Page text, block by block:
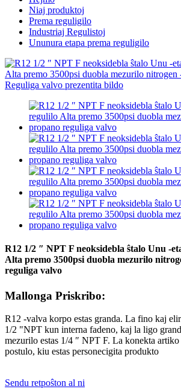
Niaj produktoj
Prema reguligilo
Industriaj Regulistoj
Ununura etapa prema reguligilo
R12 1/2 ″ NPT F neoksidebla ŝtalo Unu -
Alta premo 3500psi duobla mezurilo
reguliga valvo
Mallonga Priskribo:
R12 -valva korpo estas granda. La fino kaj
1/2 "NPT kun interna fadeno, kaj la ligo
mezurilo estas 1/4 ″ NPT F. La konekta
postulo, kiu estas personecigita produkto
Sendu retpoŝton al ni